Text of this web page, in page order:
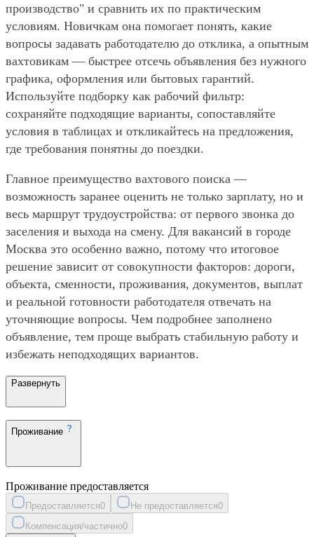
производство" и сравнить их по практическим
условиям. Новичкам она помогает понять, какие
вопросы задавать работодателю до отклика, а опытным
вахтовикам — быстрее отсечь объявления без нужного
графика, оформления или бытовых гарантий.
Используйте подборку как рабочий фильтр:
сохраняйте подходящие варианты, сопоставляйте
условия в таблицах и откликайтесь на предложения,
где требования понятны до поездки.
Главное преимущество вахтового поиска —
возможность заранее оценить не только зарплату, но и
весь маршрут трудоустройства: от первого звонка до
заселения и выхода на смену. Для вакансий в городе
Москва это особенно важно, потому что итоговое
решение зависит от совокупности факторов: дороги,
объекта, сменности, проживания, документов, выплат
и реальной готовности работодателя отвечать на
уточняющие вопросы. Чем подробнее заполнено
объявление, тем проще выбрать стабильную работу и
избежать неподходящих вариантов.
Развернуть
Проживание
Проживание предоставляется
Предоставляется0 Не предоставляется0
Компенсация/частично0